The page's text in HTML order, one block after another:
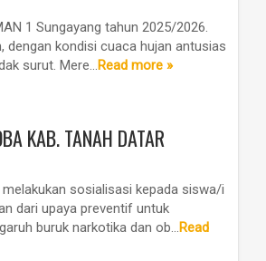
1 Sungayang tahun 2025/2026.
dengan kondisi cuaca hujan antusias
surut. Mere...Read more »
KAB. TANAH DATAR
sosialisasi kepada siswa/i
dari upaya preventif untuk
buruk narkotika dan ob...Read